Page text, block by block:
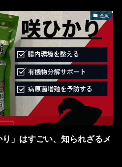
金魚
」はすごい、知られざるメ